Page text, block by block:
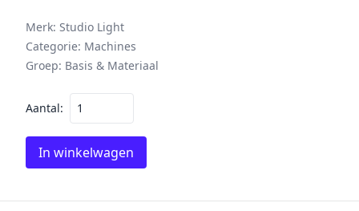
Merk: Studio Light
Categorie: Machines
Groep: Basis & Materiaal
Aantal:
In winkelwagen